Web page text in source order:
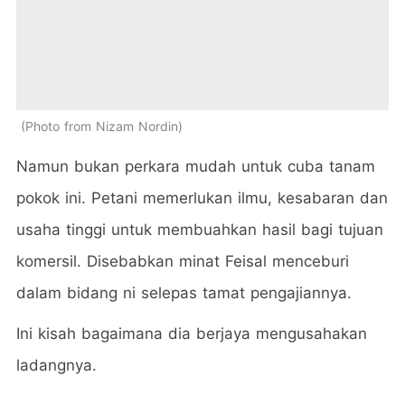
Photo from Nizam Nordin
Namun bukan perkara mudah untuk cuba tanam
pokok ini. Petani memerlukan ilmu, kesabaran dan
usaha tinggi untuk membuahkan hasil bagi tujuan
komersil. Disebabkan minat Feisal menceburi
dalam bidang ni selepas tamat pengajiannya.
Ini kisah bagaimana dia berjaya mengusahakan
ladangnya.